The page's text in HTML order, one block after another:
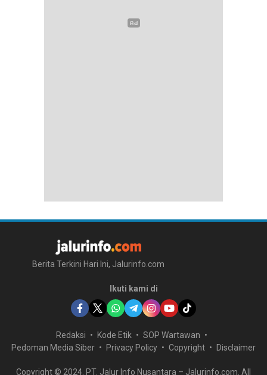
Berita Terkini Hari Ini, Jalurinfo.com
Ikuti kami di
Redaksi Kode Etik
SOP Wartawan
Pedoman Media Siber
Privacy Policy Copyright Disclaimer
Copyright © 2024. PT. Jalur Info Nusantara – Jalurinfo.com. All